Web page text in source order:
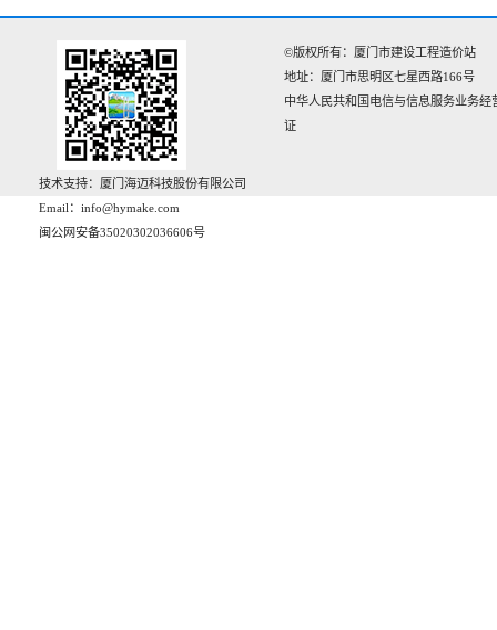
©版权所有：厦门市建设工程造价站
地址：厦门市思明区七星西路166号‌‌
中华人民共和国电信与信息服务业务经
证
技术支持：厦门海迈科技股份有限公司
Email：info@hymake.com
闽公网安备35020302036606号